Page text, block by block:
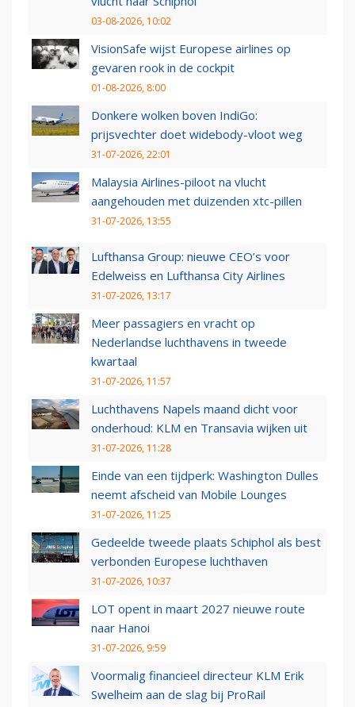
03-08-2026, 10:02
VisionSafe wijst Europese airlines op
gevaren rook in de cockpit
01-08-2026, 8:00
Donkere wolken boven IndiGo:
prijsvechter doet widebody-vloot weg
31-07-2026, 22:01
Malaysia Airlines-piloot na vlucht
aangehouden met duizenden xtc-pillen
31-07-2026, 13:55
Lufthansa Group: nieuwe CEO’s voor
Edelweiss en Lufthansa City Airlines
31-07-2026, 13:17
Meer passagiers en vracht op
Nederlandse luchthavens in tweede
kwartaal
31-07-2026, 11:57
Luchthavens Napels maand dicht voor
onderhoud: KLM en Transavia wijken uit
31-07-2026, 11:28
Einde van een tijdperk: Washington Dulles
neemt afscheid van Mobile Lounges
31-07-2026, 11:25
Gedeelde tweede plaats Schiphol als best
verbonden Europese luchthaven
31-07-2026, 10:37
LOT opent in maart 2027 nieuwe route
naar Hanoi
31-07-2026, 9:59
Voormalig financieel directeur KLM Erik
Swelheim aan de slag bij ProRail